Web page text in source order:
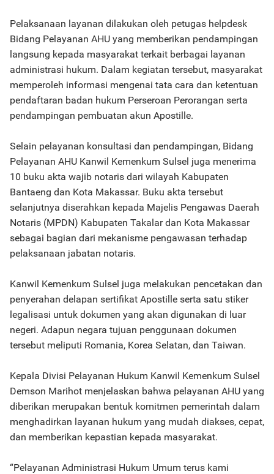
Pelaksanaan layanan dilakukan oleh petugas helpdesk
Bidang Pelayanan AHU yang memberikan pendampingan
langsung kepada masyarakat terkait berbagai layanan
administrasi hukum. Dalam kegiatan tersebut, masyarakat
memperoleh informasi mengenai tata cara dan ketentuan
pendaftaran badan hukum Perseroan Perorangan serta
pendampingan pembuatan akun Apostille.
Selain pelayanan konsultasi dan pendampingan, Bidang
Pelayanan AHU Kanwil Kemenkum Sulsel juga menerima
10 buku akta wajib notaris dari wilayah Kabupaten
Bantaeng dan Kota Makassar. Buku akta tersebut
selanjutnya diserahkan kepada Majelis Pengawas Daerah
Notaris (MPDN) Kabupaten Takalar dan Kota Makassar
sebagai bagian dari mekanisme pengawasan terhadap
pelaksanaan jabatan notaris.
Kanwil Kemenkum Sulsel juga melakukan pencetakan dan
penyerahan delapan sertifikat Apostille serta satu stiker
legalisasi untuk dokumen yang akan digunakan di luar
negeri. Adapun negara tujuan penggunaan dokumen
tersebut meliputi Romania, Korea Selatan, dan Taiwan.
Kepala Divisi Pelayanan Hukum Kanwil Kemenkum Sulsel
Demson Marihot menjelaskan bahwa pelayanan AHU yang
diberikan merupakan bentuk komitmen pemerintah dalam
menghadirkan layanan hukum yang mudah diakses, cepat,
dan memberikan kepastian kepada masyarakat.
“Pelayanan Administrasi Hukum Umum terus kami